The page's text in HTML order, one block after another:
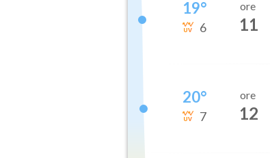
19°
6
ore
11
20°
7
ore
12